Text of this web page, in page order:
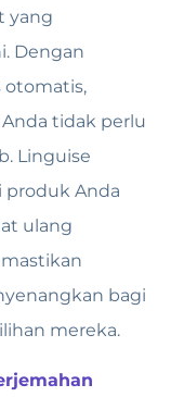
yang
Dengan
otomatis,
tidak perlu
Linguise
produk Anda
ulang
bagi
mereka.